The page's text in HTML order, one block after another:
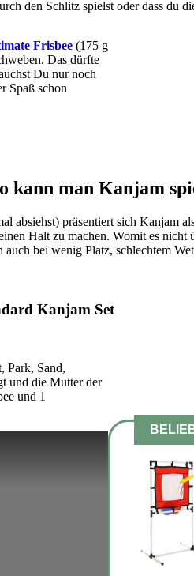
den Schlitz spielst oder dass du
Frisbee (175 g
Das dürfte
Du nur noch
Spaß schon
kann man Kanjam
absiehst) präsentiert sich Kanjam
Halt zu machen. Womit es
bei wenig Platz, schlechtem
Kanjam Set
Park, Sand,
und die Mutter der
und 1